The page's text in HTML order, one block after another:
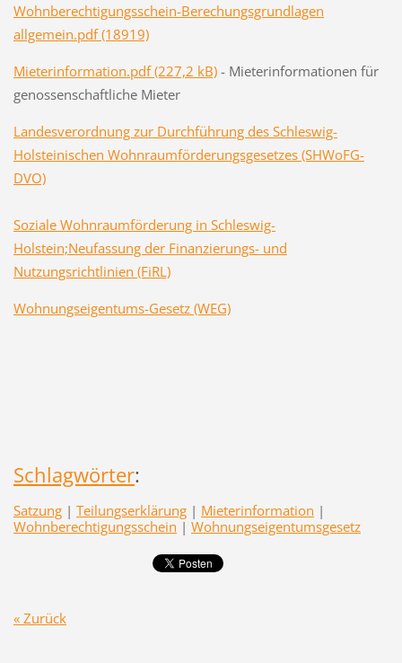
Wohnberechtigungsschein-Berechungsgrundlagen
allgemein.pdf (18919)
Mieterinformation.pdf (227,2 kB)- Mieterinformationen für
genossenschaftliche Mieter
Landesverordnung zur Durchführung des Schleswig-
Holsteinischen Wohnraumförderungsgesetzes (SHWoFG-
DVO)
Soziale Wohnraumförderung in Schleswig-
Holstein;Neufassung der Finanzierungs- und
Nutzungsrichtlinien (FiRL)
Wohnungseigentums-Gesetz (WEG)
Schlagwörter:
Satzung | Teilungserklärung | Mieterinformation |
Wohnberechtigungsschein | Wohnungseigentumsgesetz
« Zurück